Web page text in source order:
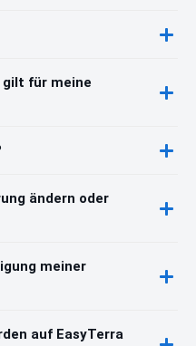
gilt für meine
ändern oder
meiner
auf EasyTerra